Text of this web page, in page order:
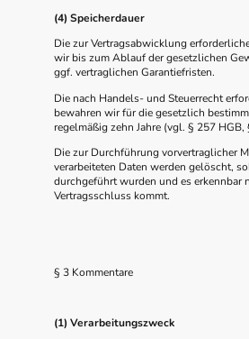
(4) Speicherdauer
Die zur Vertragsabwicklung
wir bis zum Ablauf der gesetzlichen
ggf. vertraglichen Garantiefristen.
Die nach Handels- und Steuerrecht
bewahren wir für die gesetzlich
regelmäßig zehn Jahre (vgl. § 257 HGB,
Die zur Durchführung vorvertraglicher
verarbeiteten Daten werden gelöscht,
durchgeführt wurden und es erkennbar
Vertragsschluss kommt.
§ 3 Kommentare
(1) Verarbeitungszweck